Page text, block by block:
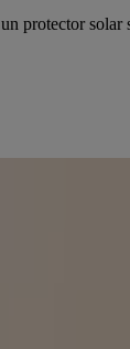
protector solar